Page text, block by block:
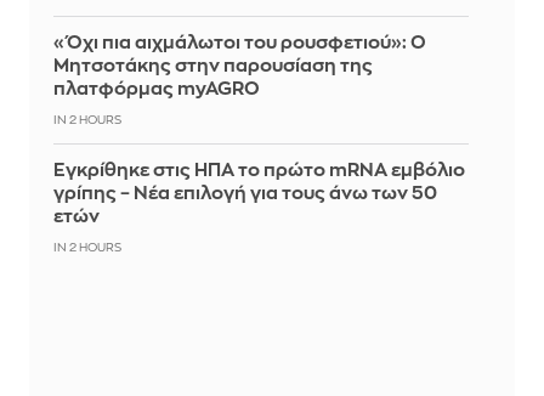
«Όχι πια αιχμάλωτοι του ρουσφετιού»: Ο
Μητσοτάκης στην παρουσίαση της
πλατφόρμας myAGRO
IN 2 HOURS
Εγκρίθηκε στις ΗΠΑ το πρώτο mRNA εμβόλιο
γρίπης – Νέα επιλογή για τους άνω των 50
ετών
IN 2 HOURS